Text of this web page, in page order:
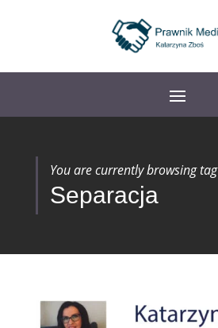
You are currently browsing tag
Separacja